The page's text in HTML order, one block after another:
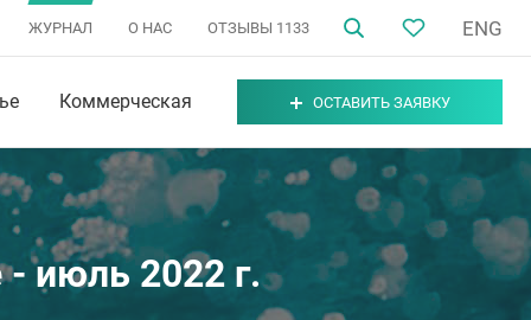
ЖУРНАЛ О НАС ОТЗЫВЫ 1133 ENG
Коммерческая ОСТАВИТЬ ЗАЯВКУ
июль 2022 г.